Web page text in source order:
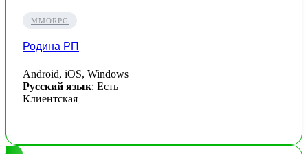
MMORPG
Родина РП
Android, iOS, Windows
Русский язык: Есть
Клиентская